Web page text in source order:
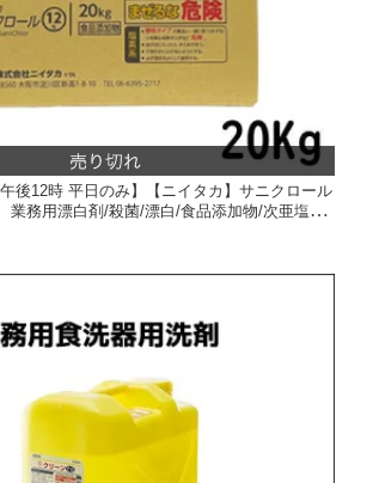
午後12時 平日のみ】【ニイタカ】サニクロール
業務用漂白剤/殺菌/漂白/食品添加物/次亜塩素
/ブリーチ